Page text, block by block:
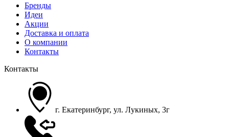
Бренды
Идеи
Акции
Доставка и оплата
О компании
Контакты
Контакты
г. Екатеринбург, ул. Лукиных, 3г